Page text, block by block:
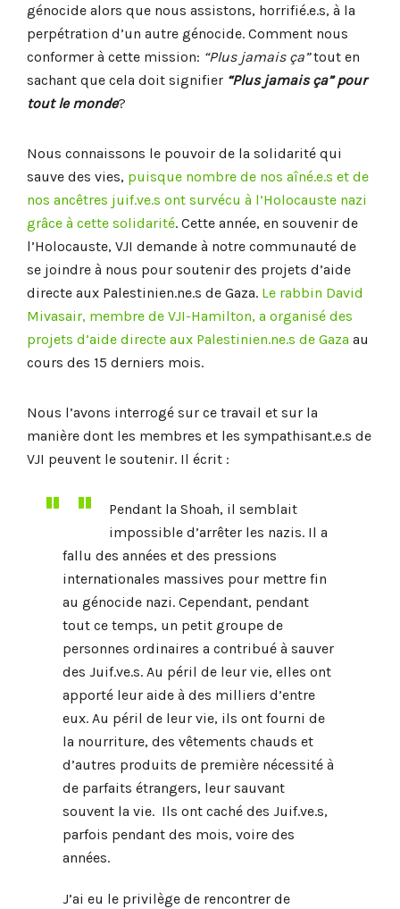
génocide alors que nous assistons, horrifié.e.s, à la
perpétration d’un autre génocide. Comment nous
conformer à cette mission: “Plus jamais ça”tout en
sachant que cela doit signifier “Plus jamais ça” pour
tout le monde?
Nous connaissons le pouvoir de la solidarité qui
sauve des vies, puisque nombre de nos aîné.e.s et de
nos ancêtres juif.ve.s ont survécu à l’Holocauste nazi
grâce à cette solidarité. Cette année, en souvenir de
l’Holocauste, VJI demande à notre communauté de
se joindre à nous pour soutenir des projets d’aide
directe aux Palestinien.ne.s de Gaza. Le rabbin David
Mivasair, membre de VJI-Hamilton, a organisé des
projets d’aide directe aux Palestinien.ne.s de Gaza au
cours des 15 derniers mois.
Nous l’avons interrogé sur ce travail et sur la
manière dont les membres et les sympathisant.e.s de
VJI peuvent le soutenir. Il écrit :
Pendant la Shoah, il semblait
impossible d’arrêter les nazis. Il a
fallu des années et des pressions
internationales massives pour mettre fin
au génocide nazi. Cependant, pendant
tout ce temps, un petit groupe de
personnes ordinaires a contribué à sauver
des Juif.ve.s. Au péril de leur vie, elles ont
apporté leur aide à des milliers d’entre
eux. Au péril de leur vie, ils ont fourni de
la nourriture, des vêtements chauds et
d’autres produits de première nécessité à
de parfaits étrangers, leur sauvant
souvent la vie. Ils ont caché des Juif.ve.s,
parfois pendant des mois, voire des
années.
J’ai eu le privilège de rencontrer de